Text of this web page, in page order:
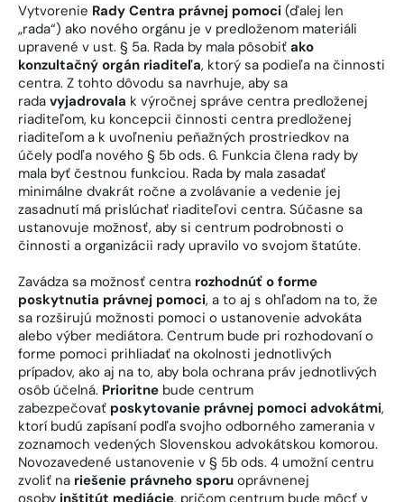
Vytvorenie Rady Centra právnej pomoci (ďalej len
„rada“) ako nového orgánu je v predloženom materiáli
upravené v ust. § 5a. Rada by mala pôsobiť ako
konzultačný orgán riaditeľa, ktorý sa podieľa na činnosti
centra. Z tohto dôvodu sa navrhuje, aby sa
rada vyjadrovala k výročnej správe centra predloženej
riaditeľom, ku koncepcii činnosti centra predloženej
riaditeľom a k uvoľneniu peňažných prostriedkov na
účely podľa nového § 5b ods. 6. Funkcia člena rady by
mala byť čestnou funkciou. Rada by mala zasadať
minimálne dvakrát ročne a zvolávanie a vedenie jej
zasadnutí má prislúchať riaditeľovi centra. Súčasne sa
ustanovuje možnosť, aby si centrum podrobnosti o
činnosti a organizácii rady upravilo vo svojom štatúte.
Zavádza sa možnosť centra rozhodnúť o forme
poskytnutia právnej pomoci, a to aj s ohľadom na to, že
sa rozširujú možnosti pomoci o ustanovenie advokáta
alebo výber mediátora. Centrum bude pri rozhodovaní o
forme pomoci prihliadať na okolnosti jednotlivých
prípadov, ako aj na to, aby bola ochrana práv jednotlivých
osôb účelná. Prioritne bude centrum
zabezpečovať poskytovanie právnej pomoci advokátmi,
ktorí budú zapísaní podľa svojho odborného zamerania v
zoznamoch vedených Slovenskou advokátskou komorou.
Novozavedené ustanovenie v § 5b ods. 4 umožní centru
zvoliť na riešenie právneho sporu oprávnenej
osoby inštitút mediácie, pričom centrum bude môcť v